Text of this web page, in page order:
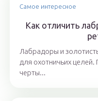
Самое интересное
Как отличить
Лабрадоры и
для охотничьих
черты...